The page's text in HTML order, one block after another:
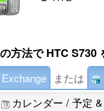
方法で HTC S730
または
カレンダー / 予定